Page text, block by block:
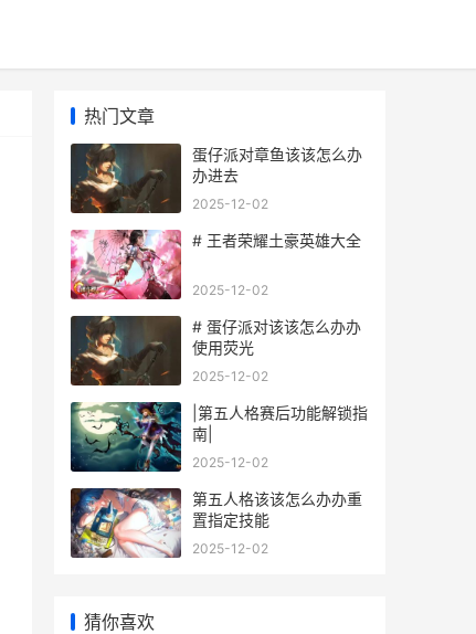
热门文章
蛋仔派对章鱼该该怎么办
办进去
2025-12-02
# 王者荣耀土豪英雄大全
2025-12-02
# 蛋仔派对该该怎么办办
使用荧光
2025-12-02
|第五人格赛后功能解锁指
南|
2025-12-02
第五人格该该怎么办办重
置指定技能
2025-12-02
猜你喜欢